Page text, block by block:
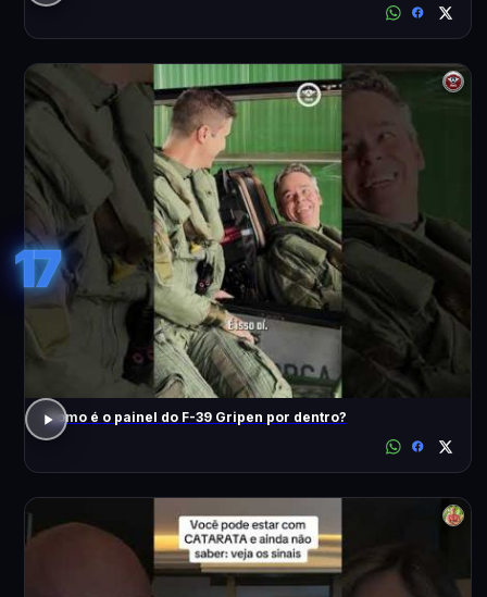
17
Como é o painel do F-39 Gripen por dentro?